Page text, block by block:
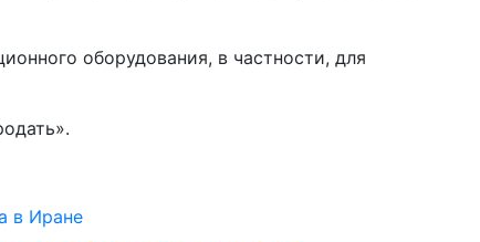
оборудования, в частности, для
в Иране